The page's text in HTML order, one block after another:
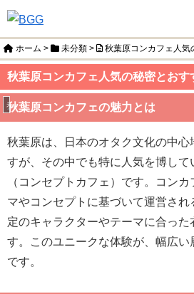
ホーム > 未分類 > 秋葉原コンカフェ人気
秋葉原コンカフェ人気の秘密とおす
未分類
秋葉原コンカフェの魅力とは
秋葉原は、日本のオタク文化の中心
すが、その中でも特に人気を博して
（コンセプトカフェ）です。コン
マやコンセプトに基づいて運営さ
定のキャラクターやテーマに合った
す。このユニークな体験が、幅広
です。